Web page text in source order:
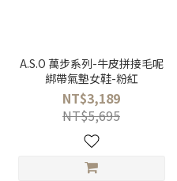
A.S.O 萬步系列-牛皮拼接毛呢
綁帶氣墊女鞋-粉紅
NT$3,189
NT$5,695